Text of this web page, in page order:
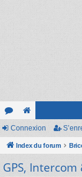
or
u
m
e
sit
e
Connexion
Index du forum
GPS, Intercom